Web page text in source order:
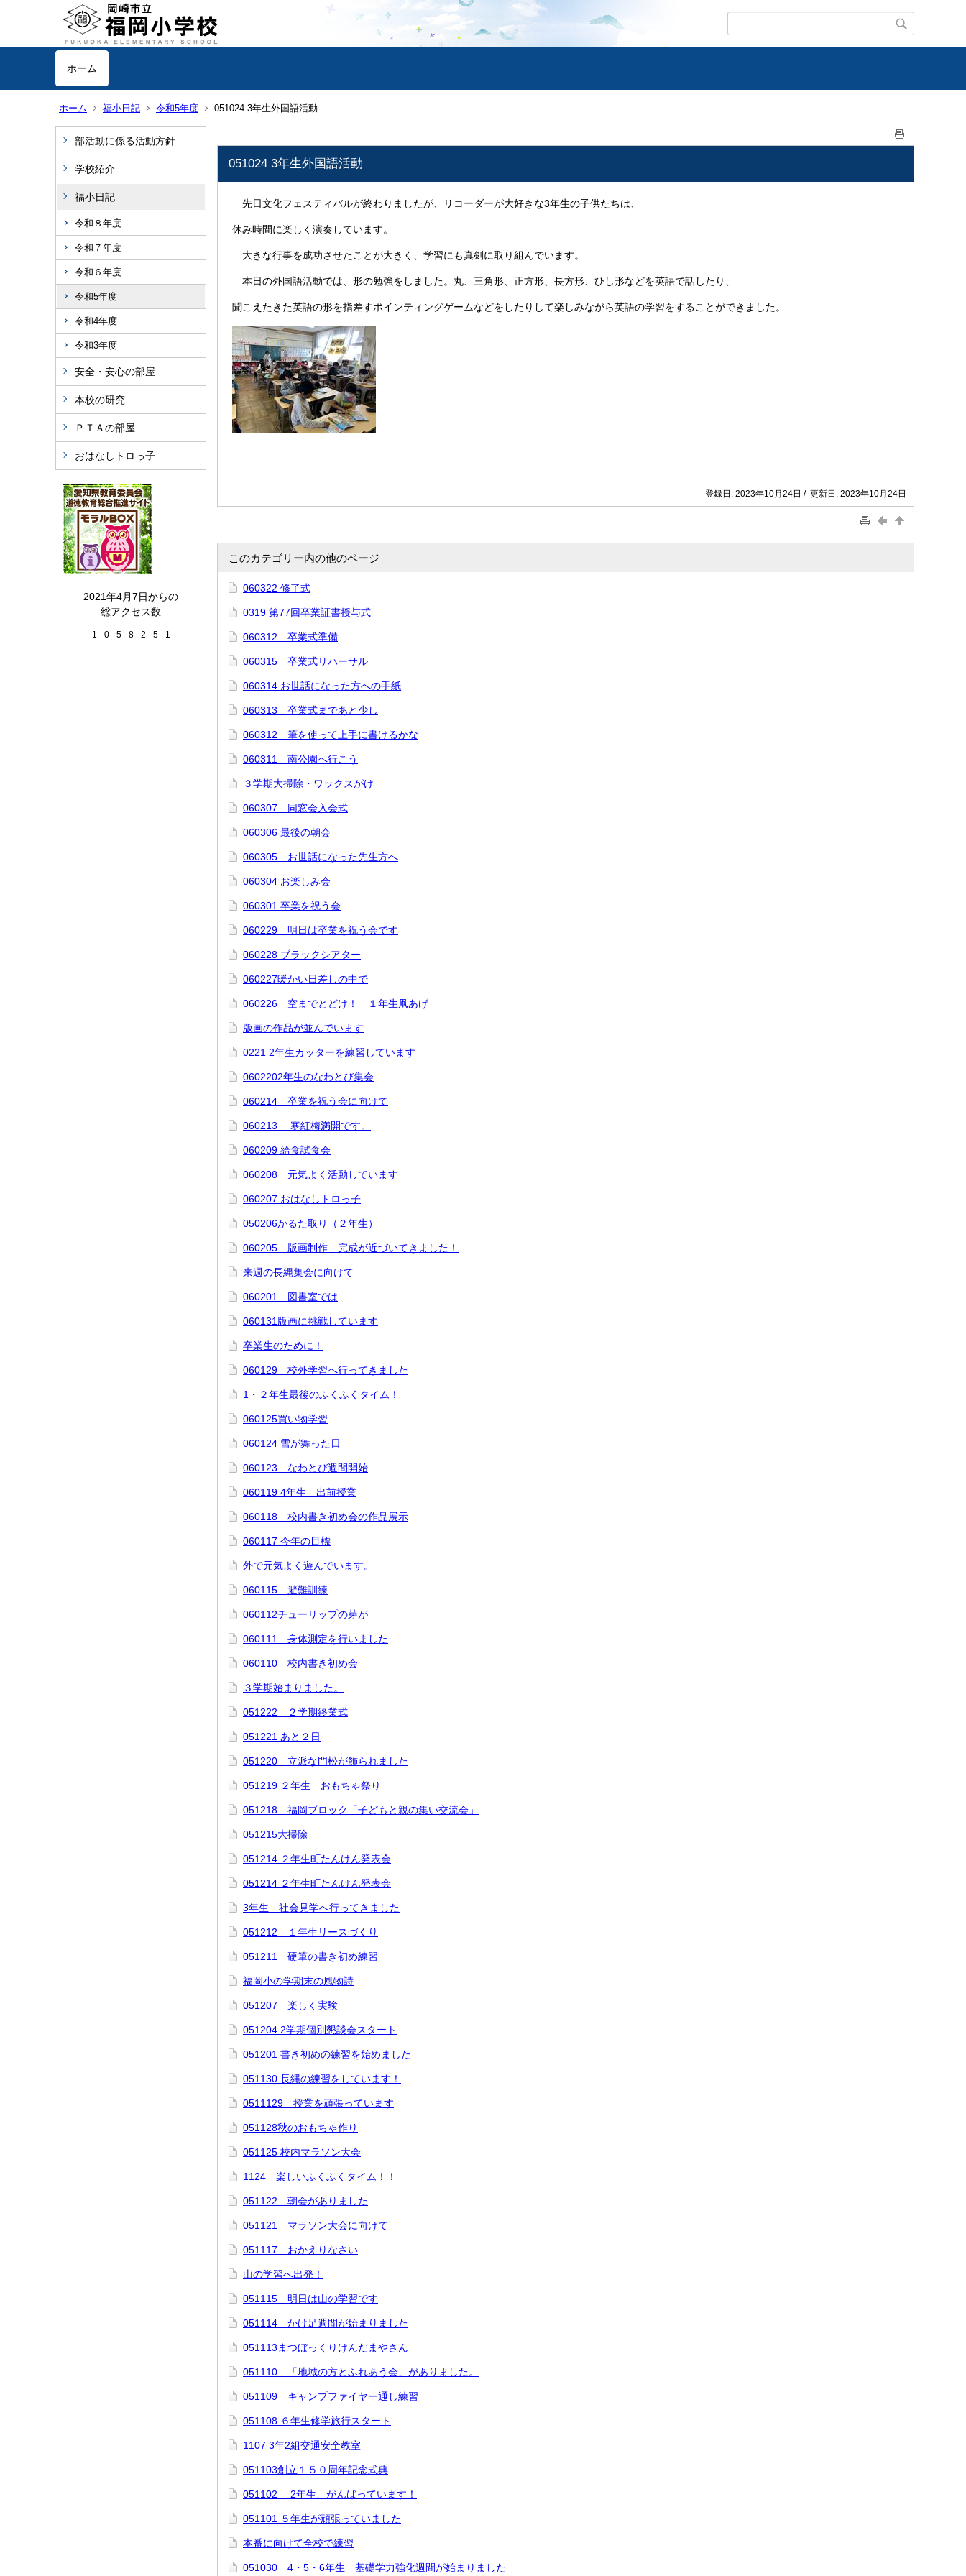
ホーム
ホーム 福小日記 令和5年度 051024 3年生外国語活動
部活動に係る活動方針
学校紹介
福小日記
令和８年度
令和７年度
令和６年度
令和5年度
令和4年度
令和3年度
安全・安心の部屋
本校の研究
ＰＴＡの部屋
おはなしトロっ子
2021年4月7日からの
総アクセス数
1 0 5 8 2 5 1
051024 3年生外国語活動
先日文化フェスティバルが終わりましたが、リコーダーが大好きな3年生の子供たちは、
休み時間に楽しく演奏しています。
大きな行事を成功させたことが大きく、学習にも真剣に取り組んでいます。
本日の外国語活動では、形の勉強をしました。丸、三角形、正方形、長方形、ひし形などを英語で話したり、
聞こえたきた英語の形を指差すポインティングゲームなどをしたりして楽しみながら英語の学習をすることができました。
登録日: 2023年10月24日 / 更新日: 2023年10月24日
このカテゴリー内の他のページ
060322 修了式
0319 第77回卒業証書授与式
060312 卒業式準備
060315 卒業式リハーサル
060314 お世話になった方への手紙
060313 卒業式まであと少し
060312 筆を使って上手に書けるかな
060311 南公園へ行こう
３学期大掃除・ワックスがけ
060307 同窓会入会式
060306 最後の朝会
060305 お世話になった先生方へ
060304 お楽しみ会
060301 卒業を祝う会
060229 明日は卒業を祝う会です
060228 ブラックシアター
060227暖かい日差しの中で
060226 空までとどけ！ １年生凧あげ
版画の作品が並んでいます
0221 2年生カッターを練習しています
0602202年生のなわとび集会
060214 卒業を祝う会に向けて
060213 寒紅梅満開です。
060209 給食試食会
060208 元気よく活動しています
060207 おはなしトロっ子
050206かるた取り（２年生）
060205 版画制作 完成が近づいてきました！
来週の長縄集会に向けて
060201 図書室では
060131版画に挑戦しています
卒業生のために！
060129 校外学習へ行ってきました
1・２年生最後のふくふくタイム！
060125買い物学習
060124 雪が舞った日
060123 なわとび週間開始
060119 4年生 出前授業
060118 校内書き初め会の作品展示
060117 今年の目標
外で元気よく遊んでいます。
060115 避難訓練
060112チューリップの芽が
060111 身体測定を行いました
060110 校内書き初め会
３学期始まりました。
051222 ２学期終業式
051221 あと２日
051220 立派な門松が飾られました
051219 ２年生 おもちゃ祭り
051218 福岡ブロック「子どもと親の集い交流会」
051215大掃除
051214 ２年生町たんけん発表会
051214 ２年生町たんけん発表会
3年生 社会見学へ行ってきました
051212 １年生リースづくり
051211 硬筆の書き初め練習
福岡小の学期末の風物詩
051207 楽しく実験
051204 2学期個別懇談会スタート
051201 書き初めの練習を始めました
051130 長縄の練習をしています！
0511129 授業を頑張っています
051128秋のおもちゃ作り
051125 校内マラソン大会
1124 楽しいふくふくタイム！！
051122 朝会がありました
051121 マラソン大会に向けて
051117 おかえりなさい
山の学習へ出発！
051115 明日は山の学習です
051114 かけ足週間が始まりました
051113まつぼっくりけんだまやさん
051110 「地域の方とふれあう会」がありました。
051109 キャンプファイヤー通し練習
051108 ６年生修学旅行スタート
1107 3年2組交通安全教室
051103創立１５０周年記念式典
051102 2年生、がんばっています！
051101 ５年生が頑張っていました
本番に向けて全校で練習
051030 4・5・6年生 基礎学力強化週間が始まりました